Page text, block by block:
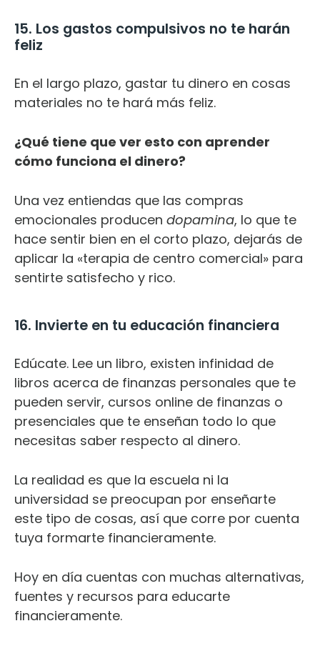
15. Los gastos compulsivos no te harán
feliz
En el largo plazo, gastar tu dinero en cosas
materiales no te hará más feliz.
¿Qué tiene que ver esto con aprender
cómo funciona el dinero?
Una vez entiendas que las compras
emocionales producen dopamina, lo que te
hace sentir bien en el corto plazo, dejarás de
aplicar la «terapia de centro comercial» para
sentirte satisfecho y rico.
16. Invierte en tu educación financiera
Edúcate. Lee un libro, existen infinidad de
libros acerca de finanzas personales que te
pueden servir, cursos online de finanzas o
presenciales que te enseñan todo lo que
necesitas saber respecto al dinero.
La realidad es que la escuela ni la
universidad se preocupan por enseñarte
este tipo de cosas, así que corre por cuenta
tuya formarte financieramente.
Hoy en día cuentas con muchas alternativas,
fuentes y recursos para educarte
financieramente.